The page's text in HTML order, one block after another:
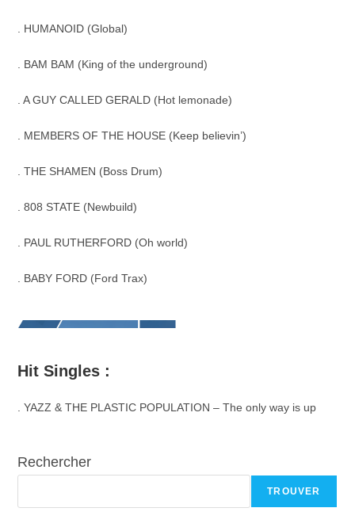
. HUMANOID (Global)
. BAM BAM (King of the underground)
. A GUY CALLED GERALD (Hot lemonade)
. MEMBERS OF THE HOUSE (Keep believin’)
. THE SHAMEN (Boss Drum)
. 808 STATE (Newbuild)
. PAUL RUTHERFORD (Oh world)
. BABY FORD (Ford Trax)
Hit Singles :
. YAZZ & THE PLASTIC POPULATION – The only way is up
Rechercher
TROUVER